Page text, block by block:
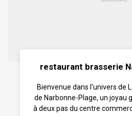
restaurant brasserie
Bienvenue dans l'univers de
de Narbonne-Plage, un joyau
à deux pas du centre